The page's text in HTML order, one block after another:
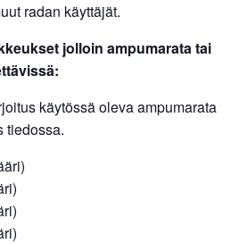
radan käyttäjät.
jolloin ampumarata tai
käytössä oleva ampumarata
tiedossa.